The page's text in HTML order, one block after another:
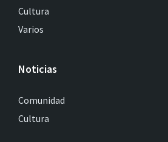
Cultura
Varios
Noticias
Comunidad
Cultura